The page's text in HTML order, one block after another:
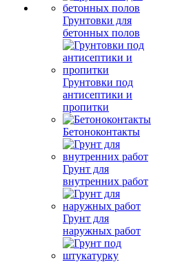
Грунтовки для
бетонных полов
Грунтовки под
антисептики и
пропитки
Бетоноконтакты
Грунт для
внутренних работ
Грунт для
наружных работ